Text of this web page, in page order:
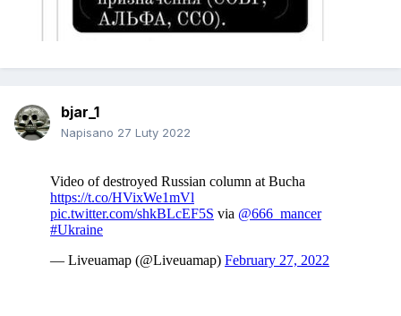
bjar_1
Napisano 27 Luty 2022